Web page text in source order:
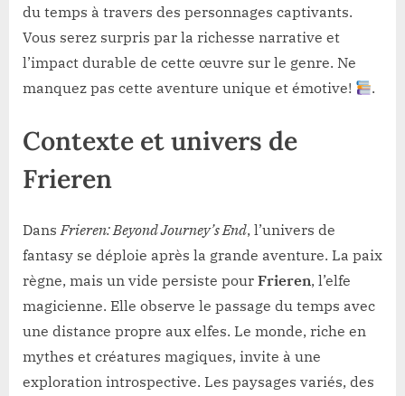
du temps à travers des personnages captivants.
Vous serez surpris par la richesse narrative et
l’impact durable de cette œuvre sur le genre. Ne
manquez pas cette aventure unique et émotive!
.
Contexte et univers de
Frieren
Dans Frieren: Beyond Journey’s End, l’univers de
fantasy se déploie après la grande aventure. La paix
règne, mais un vide persiste pour Frieren, l’elfe
magicienne. Elle observe le passage du temps avec
une distance propre aux elfes. Le monde, riche en
mythes et créatures magiques, invite à une
exploration introspective. Les paysages variés, des